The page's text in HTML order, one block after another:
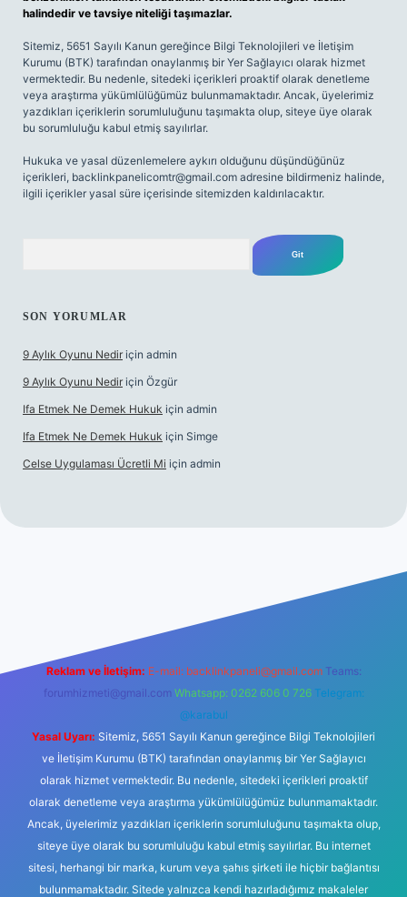
halindedir ve tavsiye niteliği taşımazlar.
Sitemiz, 5651 Sayılı Kanun gereğince Bilgi Teknolojileri ve İletişim
Kurumu (BTK) tarafından onaylanmış bir Yer Sağlayıcı olarak hizmet
vermektedir. Bu nedenle, sitedeki içerikleri proaktif olarak denetleme
veya araştırma yükümlülüğümüz bulunmamaktadır. Ancak, üyelerimiz
yazdıkları içeriklerin sorumluluğunu taşımakta olup, siteye üye olarak
bu sorumluluğu kabul etmiş sayılırlar.
Hukuka ve yasal düzenlemelere aykırı olduğunu düşündüğünüz
içerikleri, backlinkpanelicomtr@gmail.com adresine bildirmeniz halinde,
ilgili içerikler yasal süre içerisinde sitemizden kaldırılacaktır.
SON YORUMLAR
9 Aylık Oyunu Nedir için admin
9 Aylık Oyunu Nedir için Özgür
Ifa Etmek Ne Demek Hukuk için admin
Ifa Etmek Ne Demek Hukuk için Simge
Celse Uygulaması Ücretli Mi için admin
Reklam ve İletişim: E-mail: backlinkpaneli@gmail.com Teams:
forumhizmeti@gmail.com Whatsapp: 0262 606 0 726 Telegram:
@karabul
Yasal Uyarı: Sitemiz, 5651 Sayılı Kanun gereğince Bilgi Teknolojileri
ve İletişim Kurumu (BTK) tarafından onaylanmış bir Yer Sağlayıcı
olarak hizmet vermektedir. Bu nedenle, sitedeki içerikleri proaktif
olarak denetleme veya araştırma yükümlülüğümüz bulunmamaktadır.
Ancak, üyelerimiz yazdıkları içeriklerin sorumluluğunu taşımakta olup,
siteye üye olarak bu sorumluluğu kabul etmiş sayılırlar. Bu internet
sitesi, herhangi bir marka, kurum veya şahıs şirketi ile hiçbir bağlantısı
bulunmamaktadır. Sitede yalnızca kendi hazırladığımız makaleler